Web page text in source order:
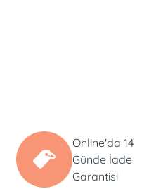
Online'da 14
Günde İade
Garantisi